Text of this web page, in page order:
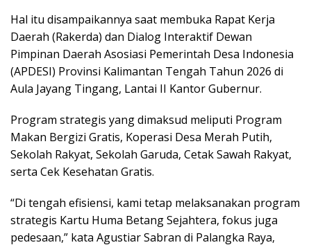
Hal itu disampaikannya saat membuka Rapat Kerja
Daerah (Rakerda) dan Dialog Interaktif Dewan
Pimpinan Daerah Asosiasi Pemerintah Desa Indonesia
(APDESI) Provinsi Kalimantan Tengah Tahun 2026 di
Aula Jayang Tingang, Lantai II Kantor Gubernur.
Program strategis yang dimaksud meliputi Program
Makan Bergizi Gratis, Koperasi Desa Merah Putih,
Sekolah Rakyat, Sekolah Garuda, Cetak Sawah Rakyat,
serta Cek Kesehatan Gratis.
“Di tengah efisiensi, kami tetap melaksanakan program
strategis Kartu Huma Betang Sejahtera, fokus juga
pedesaan,” kata Agustiar Sabran di Palangka Raya,